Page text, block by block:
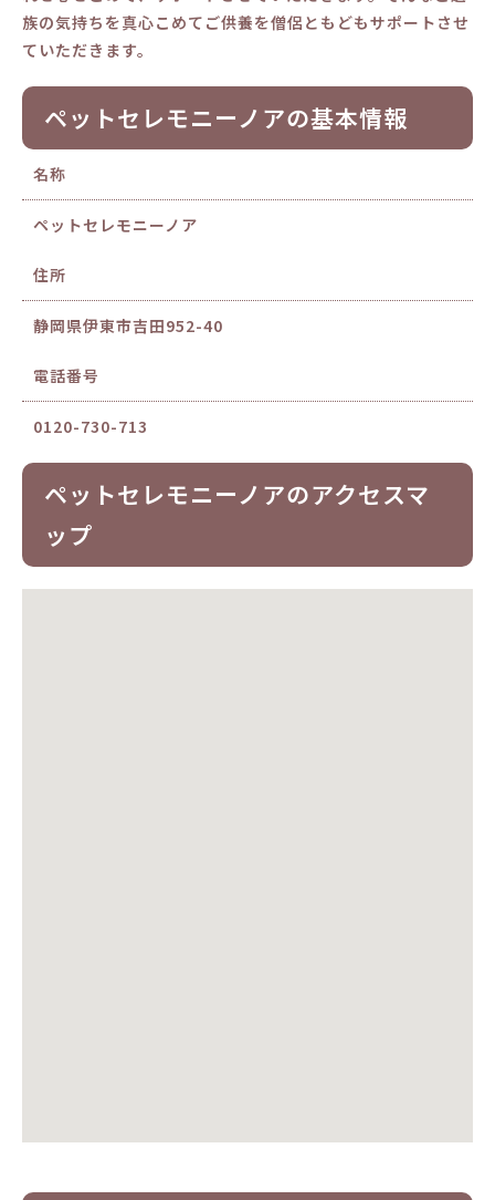
族の気持ちを真心こめてご供養を僧侶ともどもサポートさせ
ていただきます。
ペットセレモニーノアの基本情報
名称
ペットセレモニーノア
住所
静岡県伊東市吉田952-40
電話番号
0120-730-713
ペットセレモニーノアのアクセスマ
ップ